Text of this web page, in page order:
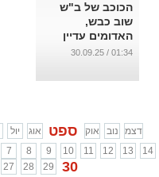
הכוכב של ב"ש
שוב כבש,
האדומים עדיין
מושלמים בליגה
01:34 / 30.09.25
יול אוג ספט אוק נוב
דצמ
7 8 9 10 11 12 13 14
27 28 29 30